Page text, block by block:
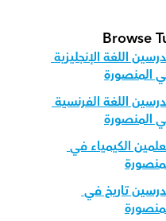
Browse
مدرسين اللغة الإنجليزية
المنصورة
مدرسين اللغة الفرنسية
المنصورة
معلمين الكيمياء في
مدرسين تاريخ في